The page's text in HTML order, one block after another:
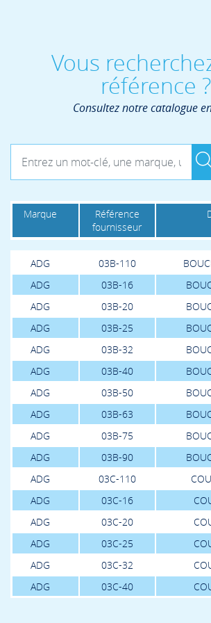
Vous
référence ?
Consultez notre catalogue
Marque
Référence
fournisseur
ADG 03B-110
ADG
03B-16
ADG
03B-20
ADG
03B-25
ADG
03B-32
ADG
03B-40
ADG
03B-50
ADG
03B-63
ADG
03B-75
ADG
03B-90
ADG
03C-110
ADG
03C-16
ADG
03C-20
ADG
03C-25
ADG
03C-32
ADG
03C-40